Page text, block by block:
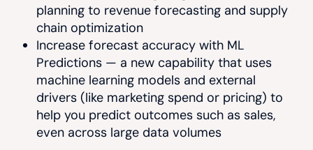
planning to revenue forecasting and supply
chain optimization
Increase forecast accuracy with ML
Predictions — a new capability that uses
machine learning models and external
drivers (like marketing spend or pricing) to
help you predict outcomes such as sales,
even across large data volumes